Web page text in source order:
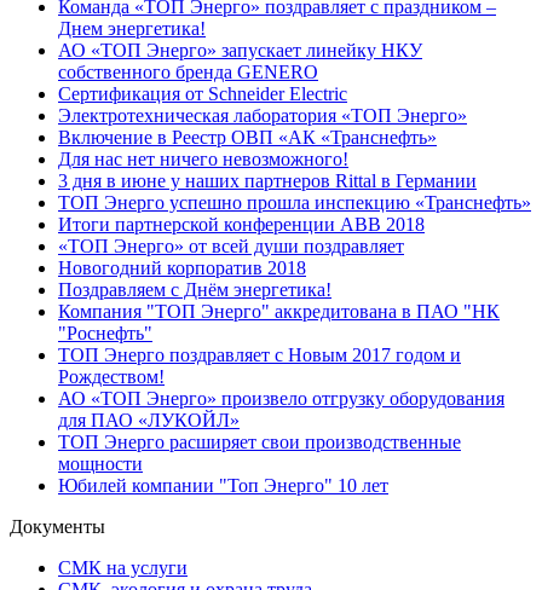
Команда «ТОП Энерго» поздравляет с праздником –
Днем энергетика!
АО «ТОП Энерго» запускает линейку НКУ
собственного бренда GENERO
Сертификация от Schneider Electric
Электротехническая лаборатория «ТОП Энерго»
Включение в Реестр ОВП «АК «Транснефть»
Для нас нет ничего невозможного!
3 дня в июне у наших партнеров Rittal в Германии
ТОП Энерго успешно прошла инспекцию «Транснефть»
Итоги партнерской конференции ABB 2018
«ТОП Энерго» от всей души поздравляет
Новогодний корпоратив 2018
Поздравляем с Днём энергетика!
Компания "ТОП Энерго" аккредитована в ПАО "НК
"Роснефть"
ТОП Энерго поздравляет с Новым 2017 годом и
Рождеством!
АО «ТОП Энерго» произвело отгрузку оборудования
для ПАО «ЛУКОЙЛ»
ТОП Энерго расширяет свои производственные
мощности
Юбилей компании "Топ Энерго" 10 лет
Документы
СМК на услуги